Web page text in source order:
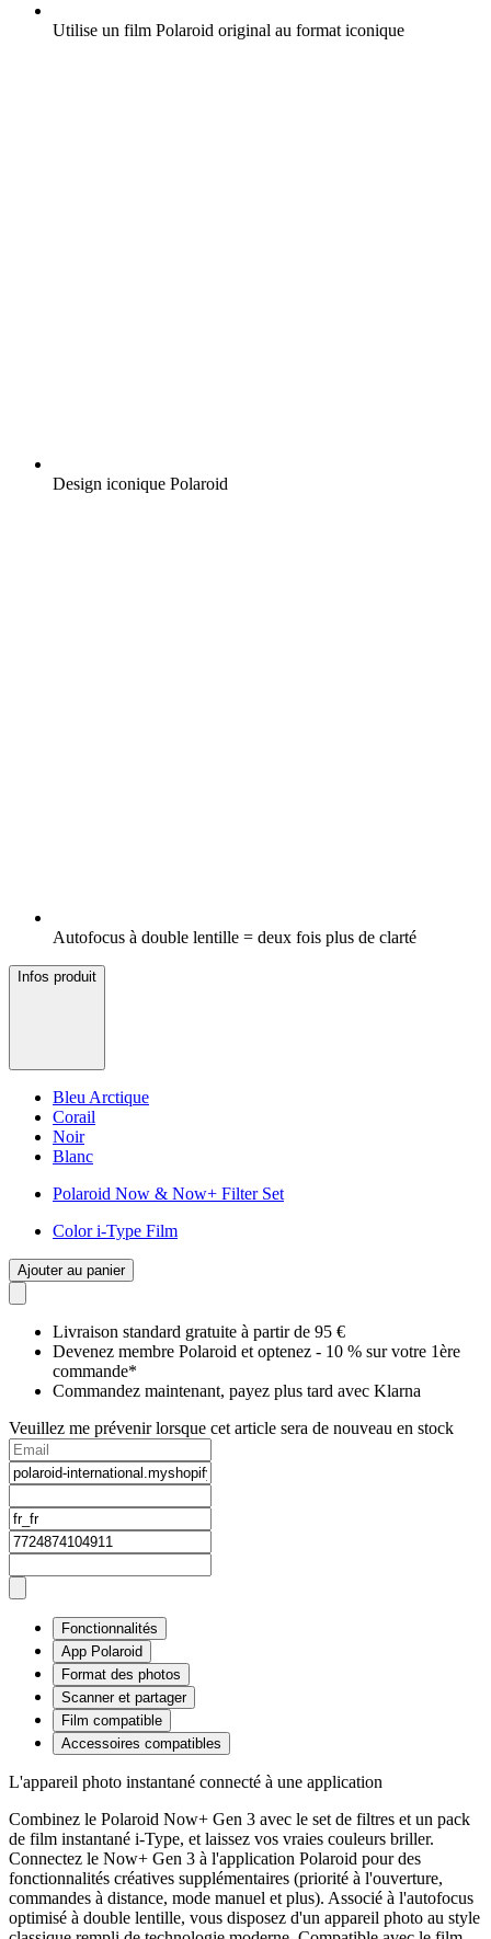
Utilise un film Polaroid original au format iconique
Design iconique Polaroid
Autofocus à double lentille = deux fois plus de clarté
Infos produit
Bleu Arctique
Corail
Noir
Blanc
Polaroid Now & Now+ Filter Set
Color i-Type Film
Ajouter au panier
Livraison standard gratuite à partir de 95 €
Devenez membre Polaroid et optenez - 10 % sur votre 1ère
commande*
Commandez maintenant, payez plus tard avec Klarna
Veuillez me prévenir lorsque cet article sera de nouveau en stock
Fonctionnalités
App Polaroid
Format des photos
Scanner et partager
Film compatible
Accessoires compatibles
L'appareil photo instantané connecté à une application
Combinez le Polaroid Now+ Gen 3 avec le set de filtres et un pack
de film instantané i-Type, et laissez vos vraies couleurs briller.
Connectez le Now+ Gen 3 à l'application Polaroid pour des
fonctionnalités créatives supplémentaires (priorité à l'ouverture,
commandes à distance, mode manuel et plus). Associé à l'autofocus
optimisé à double lentille, vous disposez d'un appareil photo au style